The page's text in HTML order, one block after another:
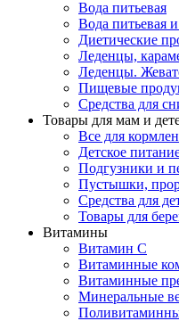
Вода питьевая
Вода питьевая
Диетические
Леденцы,
Леденцы.
Пищевые
Средства для
Товары для мам и
Все для
Детское
Подгузники и
Пустышки,
Средства для
Товары для
Витамины
Витамин С
Витаминные
Витаминные
Минеральные